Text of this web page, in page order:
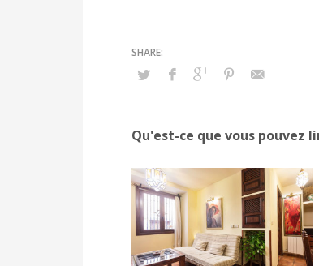
Qu'est-ce que vous pouvez